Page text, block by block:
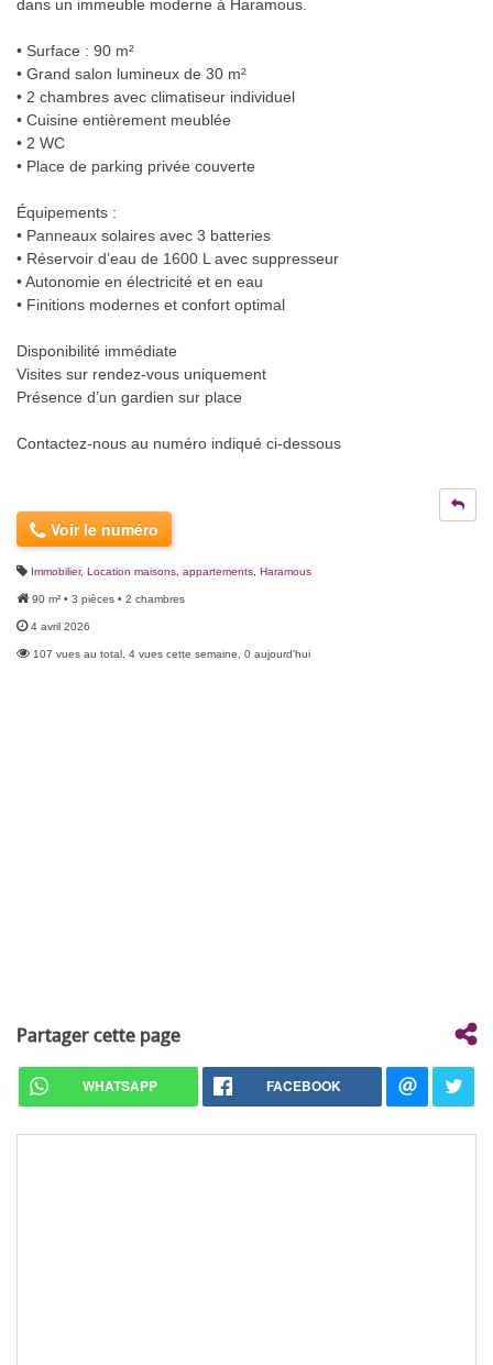
dans un immeuble moderne à Haramous.
• Surface : 90 m²
• Grand salon lumineux de 30 m²
• 2 chambres avec climatiseur individuel
• Cuisine entièrement meublée
• 2 WC
• Place de parking privée couverte
Équipements :
• Panneaux solaires avec 3 batteries
• Réservoir d’eau de 1600 L avec suppresseur
• Autonomie en électricité et en eau
• Finitions modernes et confort optimal
Disponibilité immédiate
Visites sur rendez-vous uniquement
Présence d’un gardien sur place
Contactez-nous au numéro indiqué ci-dessous
Voir le numéro
Immobilier, Location maisons, appartements Haramous
90 m² • 3 pièces • 2 chambres
4 avril 2026
107 vues au total, 4 vues cette semaine, 0 aujourd'hui
Partager cette page
WHATSAPP FACEBOOK